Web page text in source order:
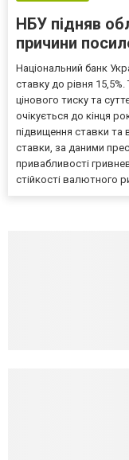
НБУ підняв
причини
Національний банк
ставку до рівня
цінового тиску та
очікується до кінця
підвищення ставки та
ставки, за даними
привабливості
стійкості валютного